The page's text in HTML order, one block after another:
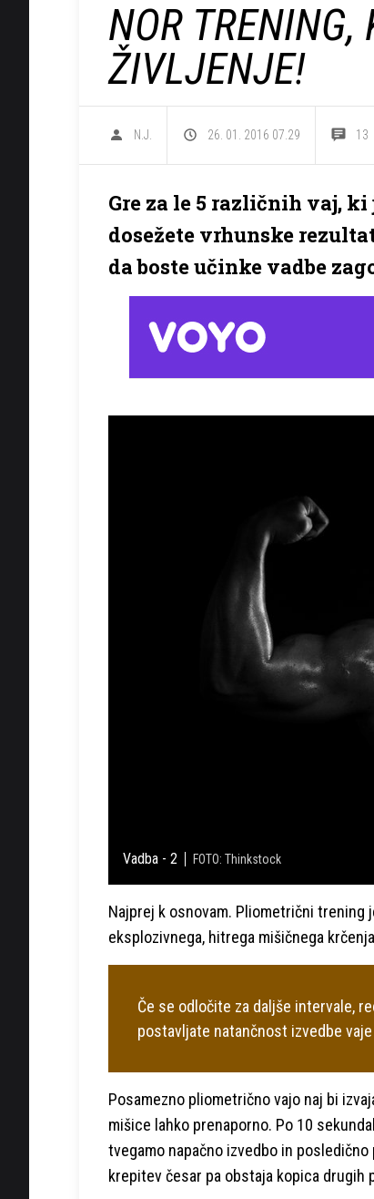
NOR
ŽIVLJENJE!
N.J. 26. 01. 2016 07.29 13
Gre za le 5 različnih vaj,
dosežete vrhunske
da boste učinke vadbe
Vadba - 2 FOTO: Thinkstock
Najprej k osnovam. Pliometrični trening
eksplozivnega, hitrega mišičnega
Če se odločite za daljše intervale,
postavljate natančnost izvedbe
Posamezno pliometrično vajo naj bi
mišice lahko prenaporno. Po 10
tvegamo napačno izvedbo in
krepitev česar pa obstaja kopica drugih